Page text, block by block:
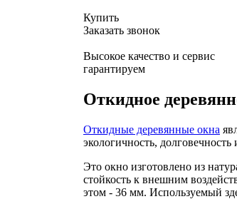
Купить
Заказать звонок
Высокое качество и сервис
гарантируем
Откидное
Откидные деревянные окна
экологичность,
Это окно изготовлено из
стойкость к внешним
этом - 36 мм. Используемый